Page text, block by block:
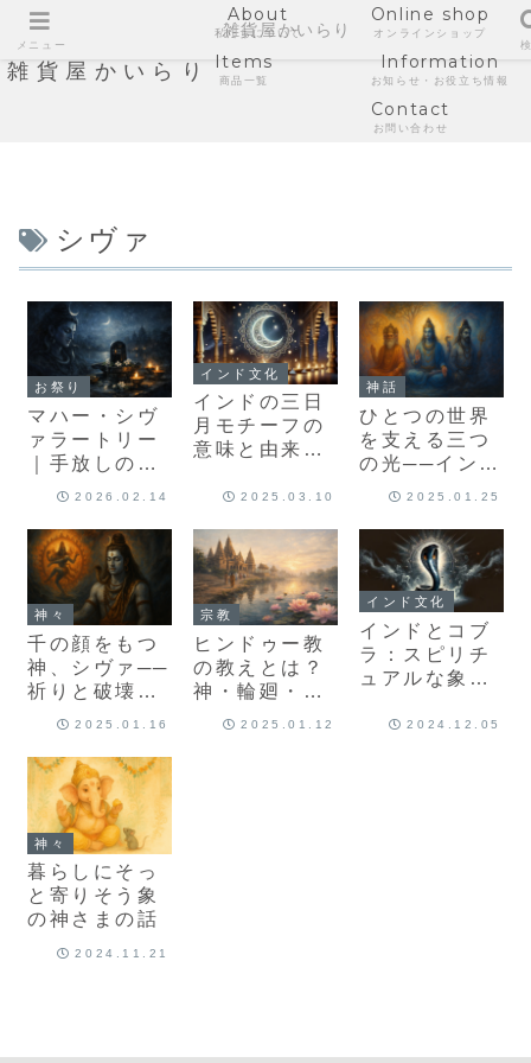
雑貨屋かいらり
About
私たちについて
Online shop
オンラインショップ
Items
商品一覧
Information
お知らせ・お役立ち情報
Contact
お問い合わせ
シヴァ
お祭り
マハー・シヴ
ァラートリー
｜手放しの夜
とシヴァと静
2026.02.14
インド文化
インドの三日
月モチーフの
意味と由来：
とチャンド
魅力
2025.03.10
神話
ひとつの世界
を支える三つ
の光──インド
神話に息づく
2025.01.25
神々
千の顔をもつ
神、シヴァ──
祈りと破壊の
あわいに2025.01.16
宗教
ヒンドゥー教
の教えとは？
神・輪廻・暮
らしから見る
2025.01.12
インド文化
インドとコブ
ラ：スピリチ
ュアルな象徴
2024.12.05
神々
暮らしにそっ
と寄りそう象
の神さまの話
2024.11.21
メニュー
雑貨屋かいらり